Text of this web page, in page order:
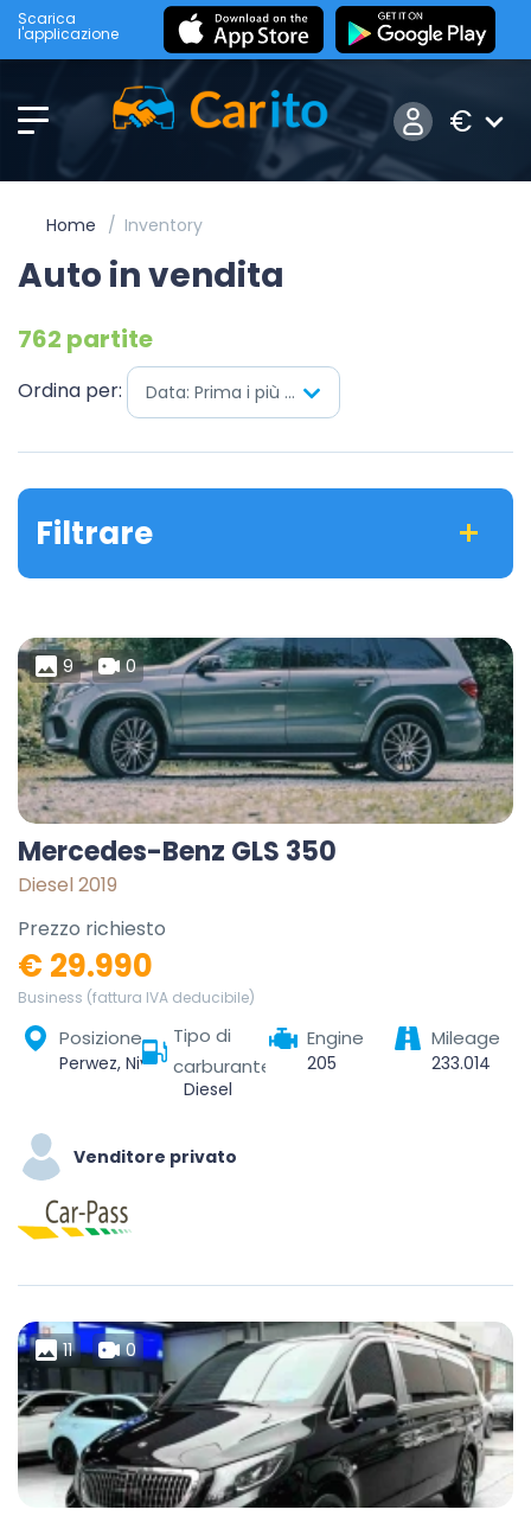
Scarica
l'applicazione
€
Home Inventory
Auto in vendita
762 partite
Ordina per: Data: Prima i più nuovi
Filtrare
9 0
Mercedes-Benz GLS 350
Diesel 2019
Prezzo richiesto
€ 29.990
Business (fattura IVA deducibile)
Posizione
Perwez, Nivelles, Walloon Brabant, Wallonia, 1360, Belgium
Tipo di
carburante
Diesel
Engine
205
Mileage
233.014
Venditore privato
11 0